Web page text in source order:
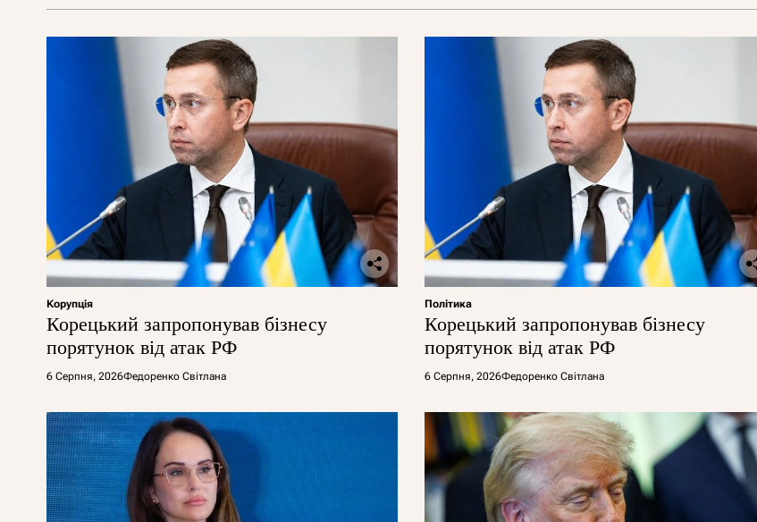
Корупція
Корецький запропонував бізнесу
порятунок від атак РФ
6 Серпня, 2026Федоренко Світлана
Політика
Корецький запропонував бізнесу
порятунок від атак РФ
6 Серпня, 2026Федоренко Світлана